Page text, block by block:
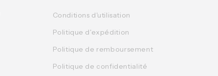
Conditions d'utilisation
Politique d'expédition
Politique de remboursement
Politique de confidentialité